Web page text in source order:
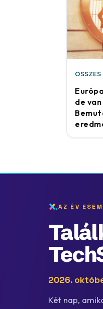
ÖSSZES
de
AZ ÉV
2026.
Két nap,